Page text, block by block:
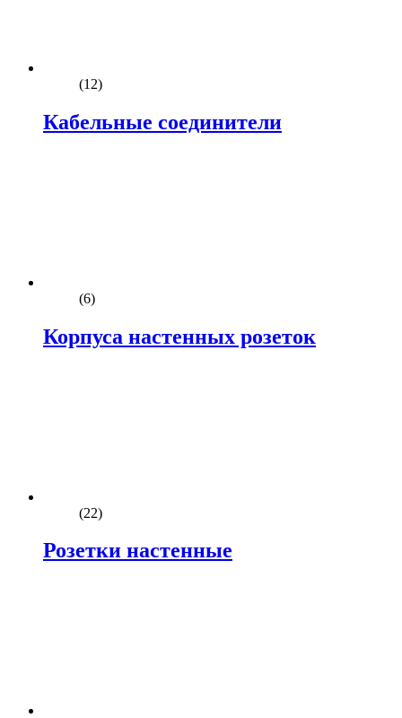
(12)
Кабельные соединители
(6)
Корпуса настенных розеток
(22)
Розетки настенные